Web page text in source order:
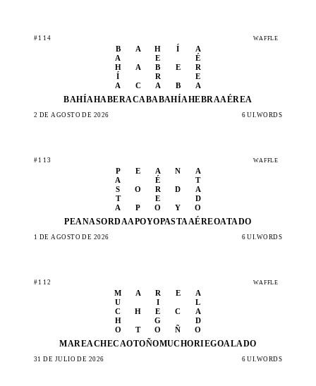
#114 WAFFLE
B A H Í
A
A
E
É
H
A B E
R
Í
R
E
A
C A B A
BAHÍAHABERACABABAHÍAHEBRAAÉREA
2 DE AGOSTO DE 2026 6 UI.WORDS
#113 WAFFLE
P E A N
A
A
É
T
S
O R D
A
T
E
D
A
P O Y O
PEANASORDAAPOYOPASTAAÉREOATADO
1 DE AGOSTO DE 2026 6 UI.WORDS
#112 WAFFLE
M A R E
A
U
I
L
C
H E C
A
H
G
D
O
T O Ñ O
MAREACHECAOTOÑOMUCHORIEGOALADO
31 DE JULIO DE 2026 6 UI.WORDS